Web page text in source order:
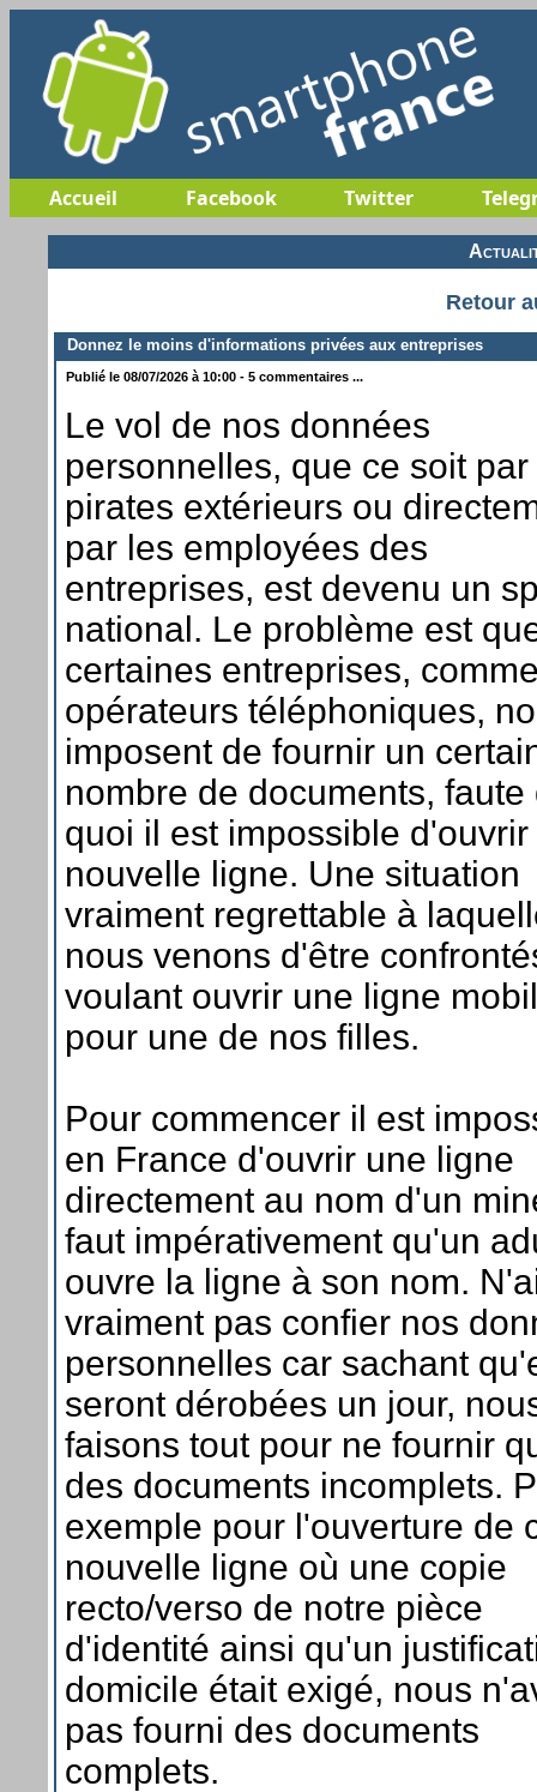
Accueil Facebook Twitter
Retour
Donnez le moins d'informations privées aux entreprises
Publié le 08/07/2026 à 10:00 - 5 commentaires ...
Le vol de nos données
personnelles, que ce soit
pirates extérieurs ou
par les employées des
entreprises, est devenu un
national. Le problème est
certaines entreprises,
opérateurs téléphoniques,
imposent de fournir un
nombre de documents, faute
quoi il est impossible
nouvelle ligne. Une situation
vraiment regrettable à
nous venons d'être
voulant ouvrir une ligne
pour une de nos filles.
Pour commencer il est
en France d'ouvrir une ligne
directement au nom d'un
faut impérativement qu'un
ouvre la ligne à son nom.
vraiment pas confier nos
personnelles car sachant
seront dérobées un jour,
faisons tout pour ne fournir
des documents incomplets.
exemple pour l'ouverture de
nouvelle ligne où une copie
recto/verso de notre pièce
d'identité ainsi qu'un
domicile était exigé, nous
pas fourni des documents
complets.